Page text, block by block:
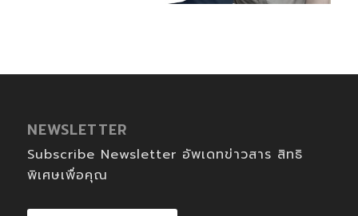
NEWSLETTER
Subscribe Newsletter อัพเดทข่าวสาร สิทธิ
พิเศษเพื่อคุณ